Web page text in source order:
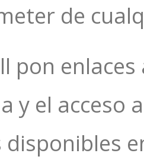
de
pon
y el acceso